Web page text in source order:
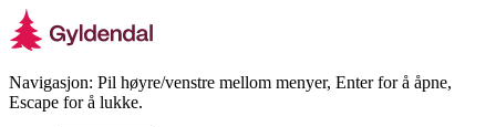
Navigasjon: Pil høyre/venstre mellom menyer, Enter for å åpne,
Escape for å lukke.